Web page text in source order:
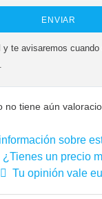
ENVIAR
y te avisaremos
no tiene aún
sobre
¿Tienes un precio
Tu opinión vale